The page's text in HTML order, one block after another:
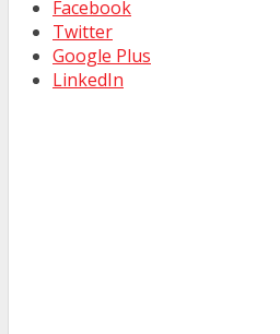
Facebook
Twitter
Google Plus
LinkedIn